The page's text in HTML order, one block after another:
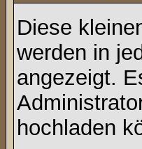
Diese
werden in
angezeigt.
hochladen